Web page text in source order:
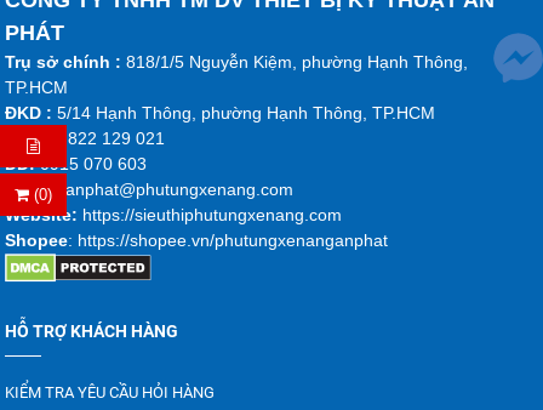
(0)
PHÁT
Trụ sở chính : 818/1/5 Nguyễn Kiệm, phường Hạnh Thông,
TP.HCM
ĐKD :5/14 Hạnh Thông, phường Hạnh Thông, TP.HCM
ĐT :02 822 129 021
DĐ:0915 070 603
Email : anphat@phutungxenang.com
Website: https://sieuthiphutungxenang.com
Shopee: https://shopee.vn/phutungxenanganphat
HỖ TRỢ KHÁCH HÀNG
KIỂM TRA YÊU CẦU HỎI HÀNG